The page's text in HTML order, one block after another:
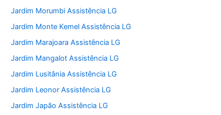
Jardim Morumbi Assistência LG
Jardim Monte Kemel Assistência LG
Jardim Marajoara Assistência LG
Jardim Mangalot Assistência LG
Jardim Lusitânia Assistência LG
Jardim Leonor Assistência LG
Jardim Japão Assistência LG